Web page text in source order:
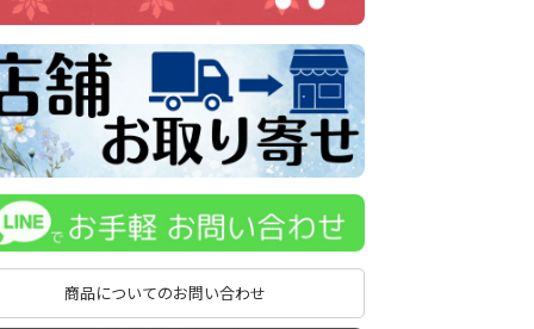
商品についてのお問い合わせ